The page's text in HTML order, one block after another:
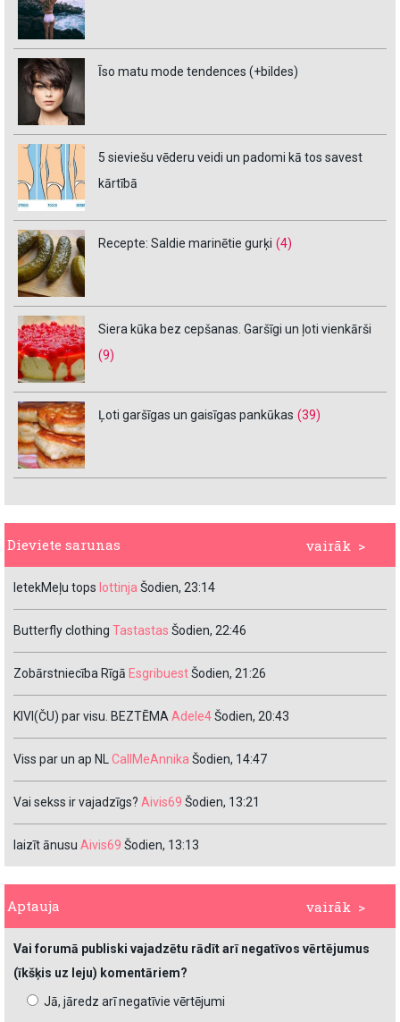
Īso matu mode tendences (+bildes)
5 sieviešu vēderu veidi un padomi kā tos savest
kārtībā
Recepte: Saldie marinētie gurķi (4)
Siera kūka bez cepšanas. Garšīgi un ļoti vienkārši
(9)
Ļoti garšīgas un gaisīgas pankūkas (39)
vairāk >
Dieviete sarunas
IetekMeļu tops lottinja Šodien, 23:14
Butterfly clothing Tastastas Šodien, 22:46
Zobārstniecība Rīgā EsgribuestŠodien, 21:26
KIVI(ČU) par visu. BEZTĒMAAdele4Šodien, 20:43
Viss par un ap NLCallMeAnnika Šodien, 14:47
Vai sekss ir vajadzīgs? Aivis69 Šodien, 13:21
laizīt ānusu Aivis69 Šodien, 13:13
vairāk >
Aptauja
Vai forumā publiski vajadzētu rādīt arī negatīvos vērtējumus
(īkšķis uz leju) komentāriem?
Jā, jāredz arī negatīvie vērtējumi